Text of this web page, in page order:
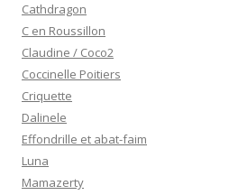
Cathdragon
C en Roussillon
Claudine / Coco2
Coccinelle Poitiers
Criquette
Dalinele
Effondrille et abat-faim
Luna
Mamazerty